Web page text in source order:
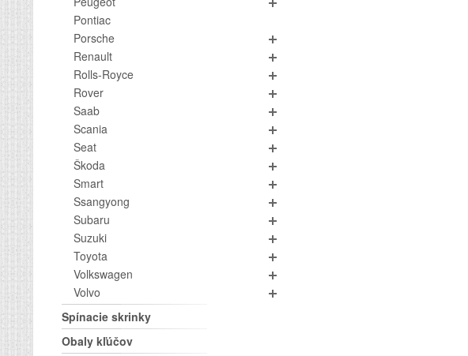
Pontiac
Porsche
Renault
Rolls-Royce
Rover
Saab
Scania
Seat
Škoda
Smart
Ssangyong
Subaru
Suzuki
Toyota
Volkswagen
Volvo
Spínacie skrinky
Obaly kľúčov